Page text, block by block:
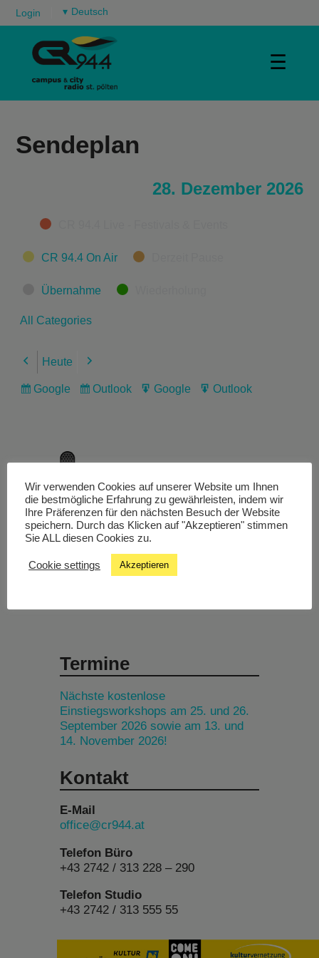
Login ▾
☰
Sendeplan
28. Dezember 2026
Categories
CR 94.4 On Air
Übernahme
All Categories
Previous
Heute Next
Subscribe
Google
Subscribe
Outlook
Export
Google
Export
Outlook
Livestream
Studiochat
Termine
Nächste kostenlose
Einstiegsworkshops am 25. und 26.
September 2026 sowie am 13. und
14. November 2026!
Kontakt
E-Mail
office@cr944.at
Telefon Büro
+43 2742 / 313 228 – 290
Telefon Studio
+43 2742 / 313 555 55
Wir verwenden Cookies auf unserer Website um Ihnen
die bestmögliche Erfahrung zu gewährleisten, indem wir
Ihre Präferenzen für den nächsten Besuch der Website
speichern. Durch das Klicken auf "Akzeptieren" stimmen
Sie ALL diesen Cookies zu.
Cookie settings Akzeptieren